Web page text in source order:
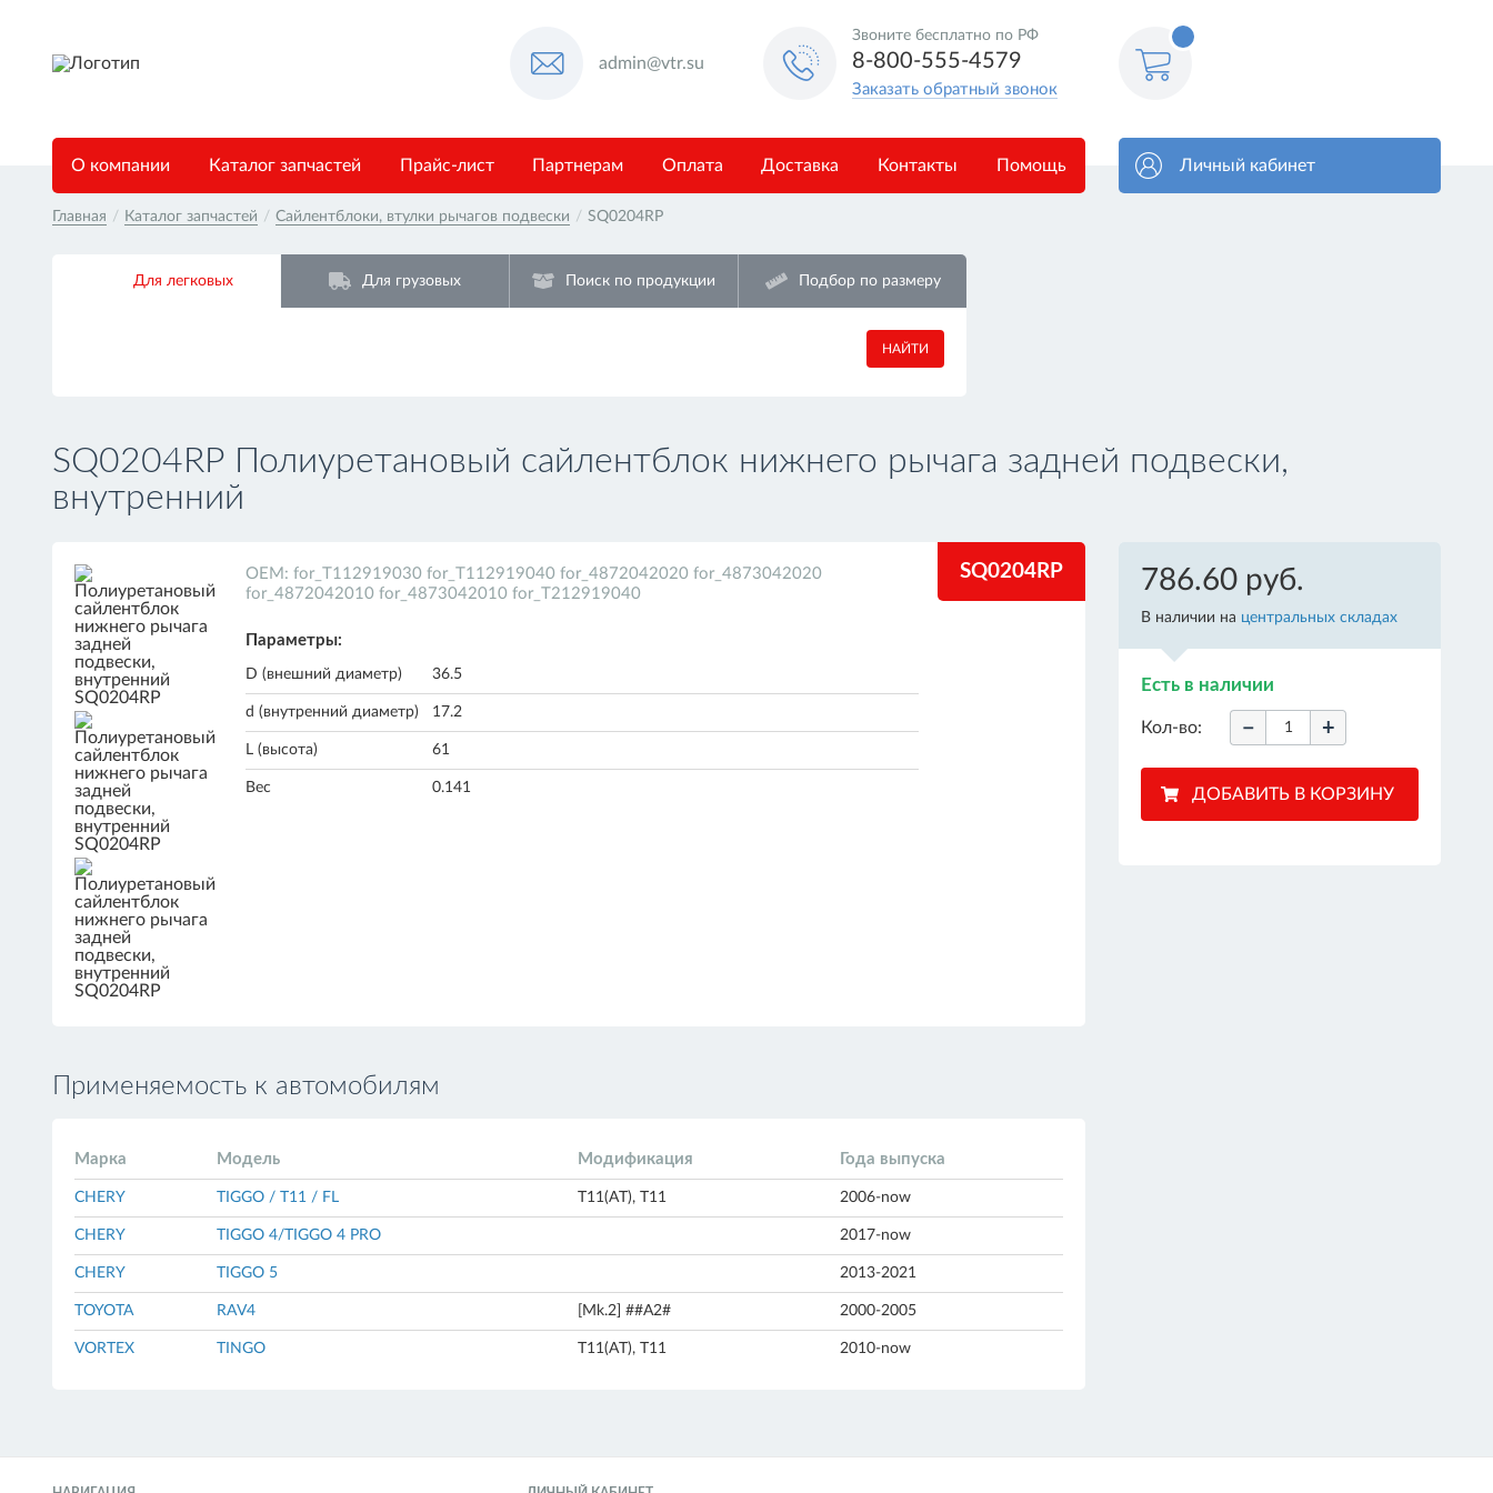
admin@vtr.su
Звоните бесплатно по РФ
8-800-555-4579
Заказать обратный звонок
order.count
|| 0 @>
О компании Каталог запчастей Прайс-лист Партнерам Оплата Доставка Контакты Помощь Личный кабинет
Главная / Каталог запчастей / Сайлентблоки, втулки рычагов подвески / SQ0204RP
Для легковых
НАЙТИ
Для грузовых Поиск по продукции Подбор по размеру
SQ0204RP Полиуретановый сайлентблок нижнего рычага задней подвески,
внутренний
SQ0204RP
ОЕМ: for_T112919030 for_T112919040 for_4872042020 for_4873042020
for_4872042010 for_4873042010 for_T212919040
Параметры:
D (внешний диаметр) 36.5
d (внутренний диаметр) 17.2
L (высота) 61
Вес 0.141
Применяемость к автомобилям
Марка Модель Модификация Года выпуска
CHERY TIGGO / T11 / FL T11(AT), T11 2006-now
CHERY TIGGO 4/TIGGO 4 PRO 2017-now
CHERY TIGGO 5 2013-2021
TOYOTA RAV4 [Mk.2] ##A2# 2000-2005
VORTEX TINGO T11(AT), T11 2010-now
786.60 руб.
В наличии на центральных складах
Есть в наличии
Кол-во: − +